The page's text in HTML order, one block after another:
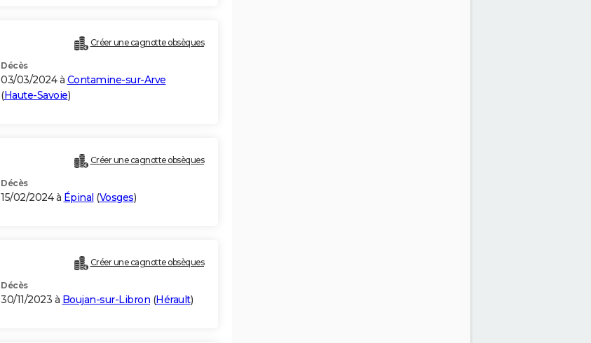
Créer une cagnotte obsèques
Décès
03/03/2024 à Contamine-sur-Arve
(Haute-Savoie)
Créer une cagnotte obsèques
Décès
15/02/2024 à Épinal (Vosges)
Créer une cagnotte obsèques
Décès
30/11/2023 à Boujan-sur-Libron (Hérault)